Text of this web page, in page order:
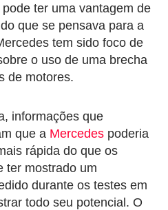
ter uma vantagem de
que se pensava para a
tem sido foco de
o uso de uma brecha
de motores.
informações que
que a Mercedes poderia
rápida do que os
ter mostrado um
durante os testes em
todo seu potencial. O